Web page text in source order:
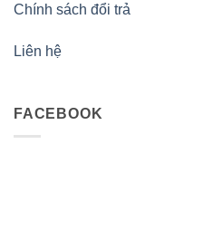
Chính sách đổi trả
Liên hệ
FACEBOOK